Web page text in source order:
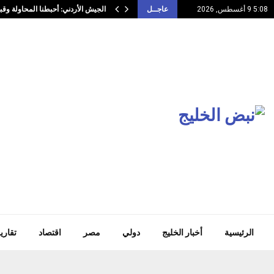
5:08 9 أغسطس, 2026 عاجــل الجيش الأردني: أحبطنا المحاولة
الرئيسية أخبار الخليج دولي مصر اقتصاد